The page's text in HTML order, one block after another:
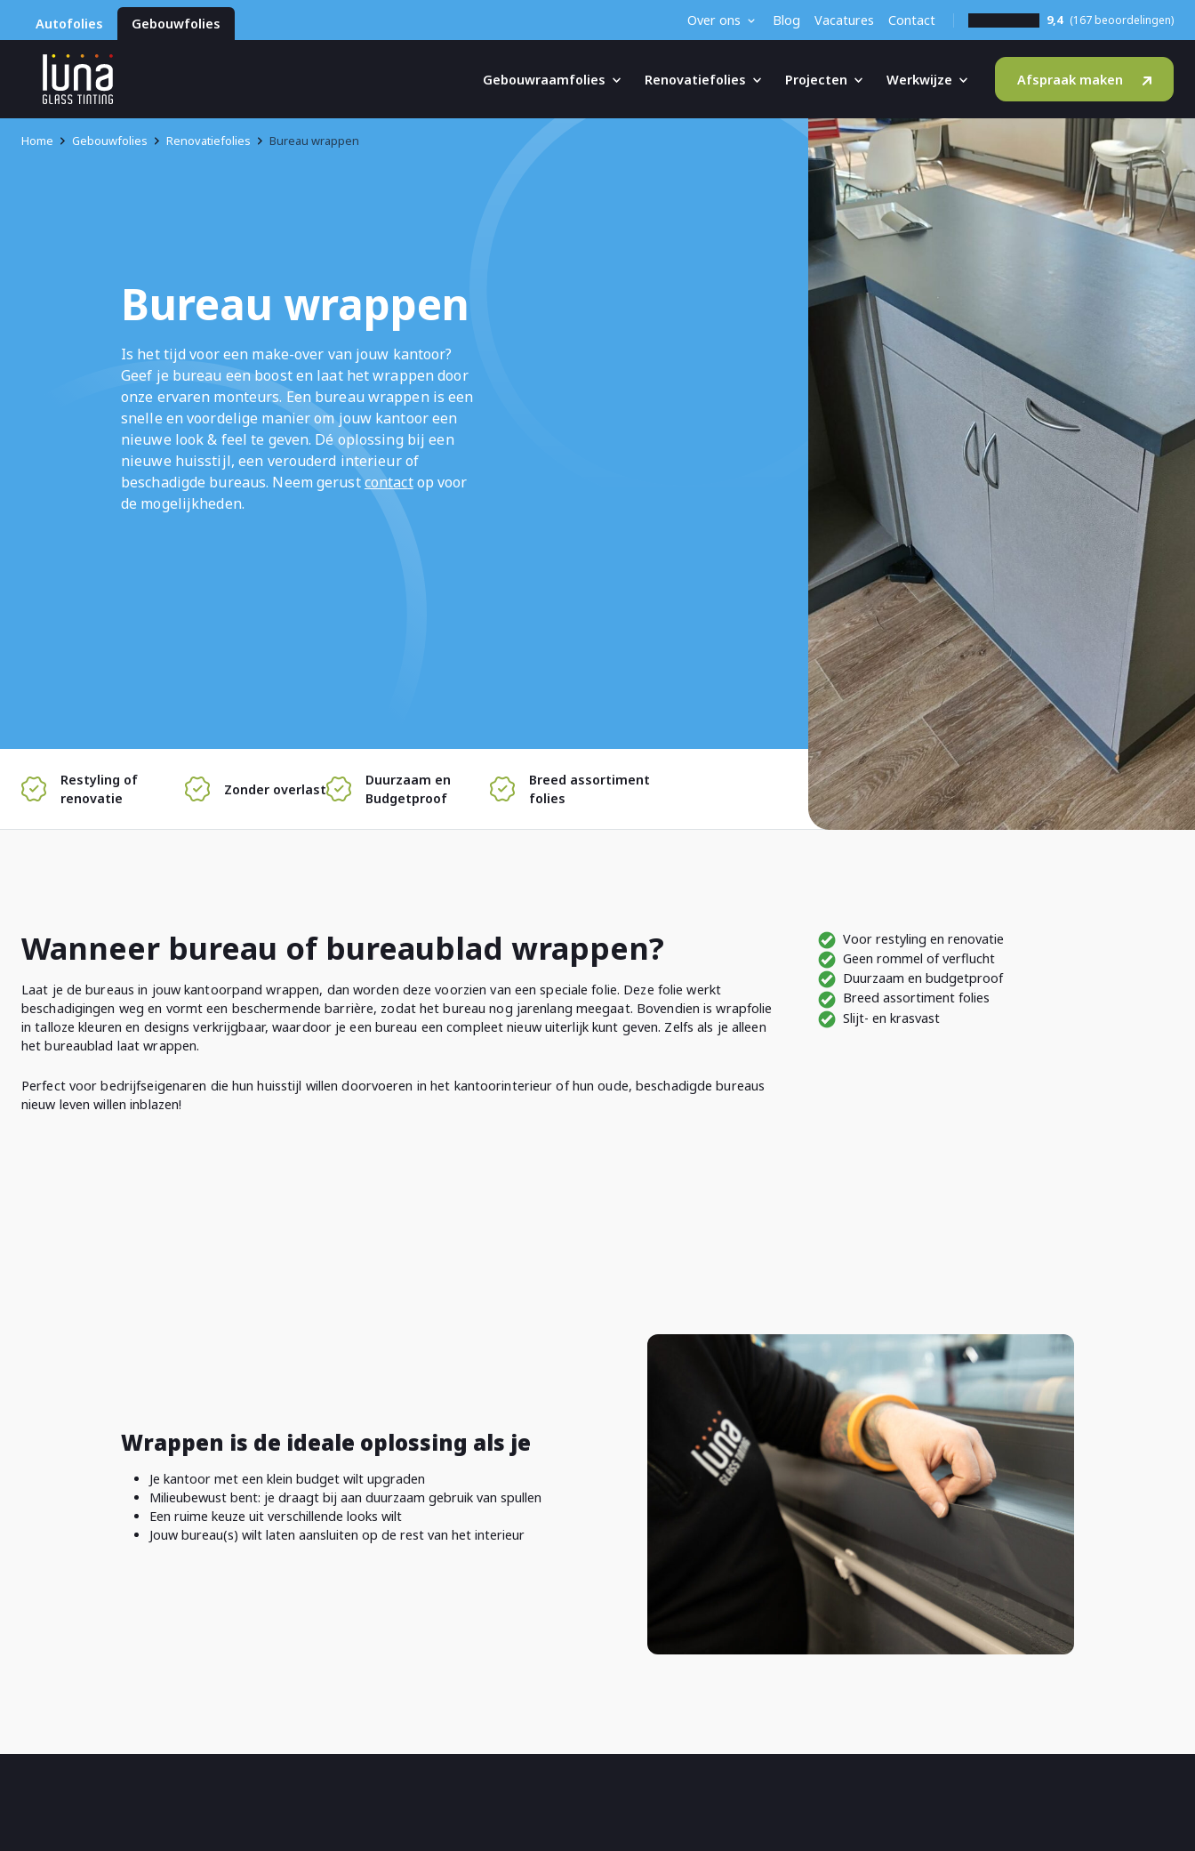
Autofolies Gebouwfolies Over ons Blog Vacatures Contact 9,4 (167 beoordelingen)
Gebouwraamfolies Renovatiefolies Projecten Werkwijze Afspraak maken
Home Gebouwfolies Renovatiefolies Bureau wrappen
Bureau wrappen
Is het tijd voor een make-over van jouw kantoor?
Geef je bureau een boost en laat het wrappen door
onze ervaren monteurs. Een bureau wrappen is een
snelle en voordelige manier om jouw kantoor een
nieuwe look & feel te geven. Dé oplossing bij een
nieuwe huisstijl, een verouderd interieur of
beschadigde bureaus. Neem gerustcontactop voor
de mogelijkheden.
Restyling of
renovatie
Zonder overlast
Duurzaam en
Budgetproof
Breed assortiment
folies
Wanneer bureau of bureaublad wrappen?
Laat je de bureaus in jouw kantoorpand wrappen, dan worden deze voorzien van een speciale folie. Deze folie werkt
beschadigingen weg en vormt een beschermende barrière, zodat het bureau nog jarenlang meegaat. Bovendien is wrapfolie
in talloze kleuren en designs verkrijgbaar, waardoor je een bureau een compleet nieuw uiterlijk kunt geven. Zelfs als je alleen
het bureaublad laat wrappen.
Perfect voor bedrijfseigenaren die hun huisstijl willen doorvoeren in het kantoorinterieur of hun oude, beschadigde bureaus
nieuw leven willen inblazen!
Voor restyling en renovatie
Geen rommel of verflucht
Duurzaam en budgetproof
Breed assortiment folies
Slijt- en krasvast
Wrappen is de ideale oplossing als je
Je kantoor met een klein budget wilt upgraden
Milieubewust bent: je draagt bij aan duurzaam gebruik van spullen
Een ruime keuze uit verschillende looks wilt
Jouw bureau(s) wilt laten aansluiten op de rest van het interieur